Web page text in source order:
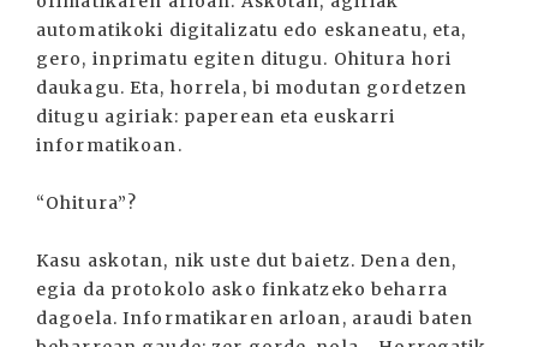
automatikoki digitalizatu edo eskaneatu, eta,
gero, inprimatu egiten ditugu. Ohitura hori
daukagu. Eta, horrela, bi modutan gordetzen
ditugu agiriak: paperean eta euskarri
informatikoan.
“Ohitura”?
Kasu askotan, nik uste dut baietz. Dena den,
egia da protokolo asko finkatzeko beharra
dagoela. Informatikaren arloan, araudi baten